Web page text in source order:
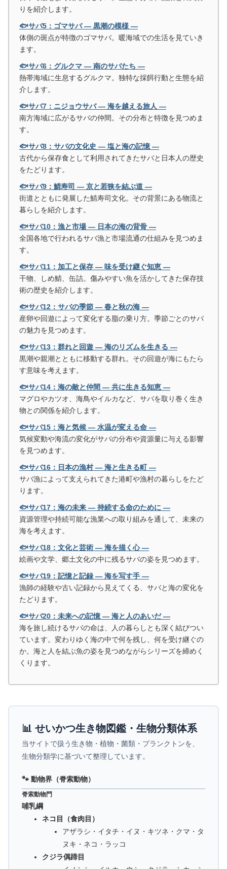
りを紹介します。
🐟サバ5：ゴマサバ ― 黒潮の模様 ―
体側の斑点が特徴のゴマサバ。暖海域での生活を見ていき
ます。
🐟サバ6：グルクマ ― 南のサバたち ―
熱帯海域に生息するグルクマ。独特な採餌行動と生態を紹
介します。
🐟サバ7：ニジョウサバ ― 海を越える旅人 ―
南方海域に広がるサバの仲間。その分布と特徴を見つめま
す。
🐟サバ8：サバの文化史 ― 塩と海の記憶 ―
古代から保存食として利用されてきたサバと日本人の歴史
をたどります。
🐟サバ9：鯖寿司 ― 京と若狭を結ぶ道 ―
街道とともに発展した鯖寿司文化。その背景にある物流と
暮らしを紹介します。
🐟サバ10：漁と市場 ― 日本の海の背骨 ―
全国各地で行われるサバ漁と市場流通の仕組みを見つめま
す。
🐟サバ11：加工と保存 ― 味を受け継ぐ知恵 ―
干物、しめ鯖、缶詰。傷みやすい魚を活かしてきた保存技
術の歴史を紹介します。
🐟サバ12：サバの季節 ― 春と秋の海 ―
産卵や回遊によって変化する脂の乗り方。季節ごとのサバ
の魅力を見つめます。
🐟サバ13：群れと回遊 ― 海のリズムを生きる ―
黒潮や親潮とともに移動する群れ。その回遊が海にもたら
す意味を考えます。
🐟サバ14：海の敵と仲間 ― 共に生きる知恵 ―
マグロやカツオ、海鳥やイルカなど、サバを取り巻く生き
物との関係を紹介します。
🐟サバ15：海と気候 ― 水温が変える命 ―
気候変動や海流の変化がサバの分布や資源量に与える影響
を見つめます。
🐟サバ16：日本の漁村 ― 海と生きる町 ―
サバ漁によって支えられてきた港町や漁村の暮らしをたど
ります。
🐟サバ17：海の未来 ― 持続する命のために ―
資源管理や持続可能な漁業への取り組みを通して、未来の
海を考えます。
🐟サバ18：文化と芸術 ― 海を描く心 ―
絵画や文学、郷土文化の中に残るサバの姿を見つめます。
🐟サバ19：記憶と記録 ― 海を写す手 ―
漁師の経験や古い記録から見えてくる、サバと海の変化を
たどります。
🐟サバ20：未来への記憶 ― 海と人のあいだ ―
海を旅し続けるサバの命は、人の暮らしとも深く結びつい
ています。変わりゆく海の中で何を残し、何を受け継ぐの
か。海と人を結ぶ魚の姿を見つめながらシリーズを締めく
くります。
📊 せいかつ生き物図鑑・生物分類体系
当サイトで扱う生き物・植物・菌類・プランクトンを、
生物分類学に基づいて整理しています。
🐾 動物界（脊索動物）
脊索動物門
哺乳綱
ネコ目（食肉目）
アザラシ・イタチ・イヌ・キツネ・クマ・タ
ヌキ・ネコ・ラッコ
クジラ偶蹄目